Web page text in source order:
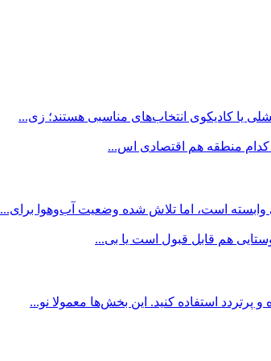
یا کادیکوی انتخاب‌های مناسبی هستند؛ زی...
کدام منطقه هم اقتصادی اس...
است، اما تلاش شده وضعیت آب‌وهوا برای...
هم قابل قبول است یا بی...
استفاده کنید. این بخش‌ها معمولا نو...